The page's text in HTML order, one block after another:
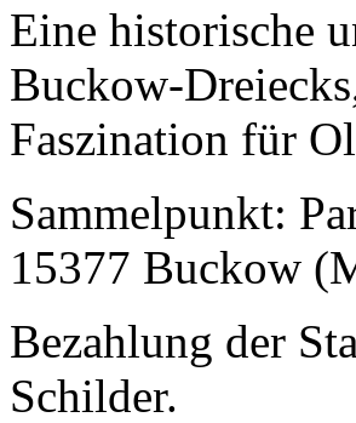
Eine historische
Buckow-
Faszination für
Sammelpunkt:
15377 Buckow
Bezahlung der
Schilder.